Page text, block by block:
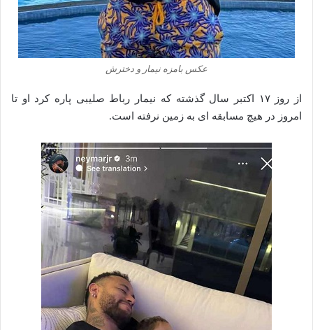
عکس بامزه نیمار و دخترش
از روز ۱۷ اکتبر سال گذشته که نیمار رباط صلیبی پاره کرد او تا
امروز ‏در هیچ مسابقه‌ ای به زمین نرفته است.